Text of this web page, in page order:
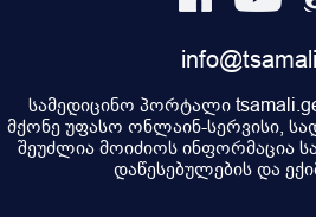
სამედიცინო პორტალი
მქონე უფასო ონლაინ-სერვისი,
შეუძლია მოიძიოს ინფორმაცია
დაწესებულების და